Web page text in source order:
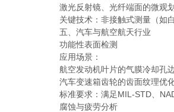
激光反射镜、光纤端面的微观划
关键技术：非接触式测量（如白
五、汽车与航空航天行业
功能性表面检测
应用场景：
航空发动机叶片的气膜冷却孔边
汽车变速箱齿轮的齿面纹理优化
标准要求：满足MIL-STD、
腐蚀与疲劳分析